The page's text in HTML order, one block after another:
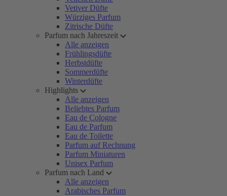
Vetiver Düfte
Würziges Parfum
Zitrische Düfte
Parfum nach Jahreszeit
Alle anzeigen
Frühlingsdüfte
Herbstdüfte
Sommerdüfte
Winterdüfte
Highlights
Alle anzeigen
Beliebtes Parfum
Eau de Cologne
Eau de Parfum
Eau de Toilette
Parfum auf Rechnung
Parfum Miniaturen
Unisex Parfum
Parfum nach Land
Alle anzeigen
Arabisches Parfum